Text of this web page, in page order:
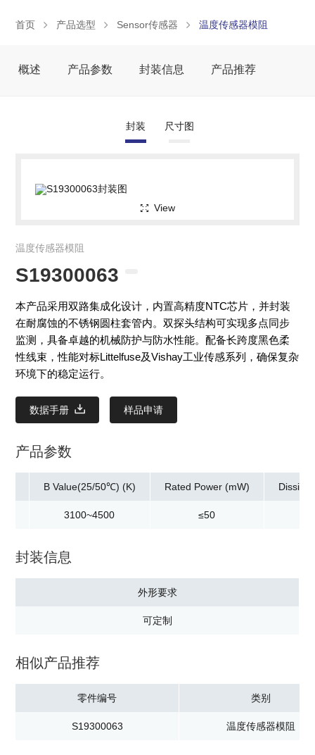
首页 产品选型 Sensor传感器 温度传感器模阻
概述 产品参数 封装信息 产品推荐
封装 尺寸图
View
温度传感器模阻
S19300063
本产品采用双路集成化设计，内置高精度NTC芯片，并封装
在耐腐蚀的不锈钢圆柱套管内。双探头结构可实现多点同步
监测，具备卓越的机械防护与防水性能。配备长跨度黑色柔
性线束，性能对标Littelfuse及Vishay工业传感系列，确保复杂
环境下的稳定运行。
数据手册 样品申请
产品参数
B Value(25/50℃) (K)
3100~4500
Rated Power (mW)
≤50
封装信息
外形要求
可定制
相似产品推荐
零件编号 类别
S19300063 温度传感器模阻